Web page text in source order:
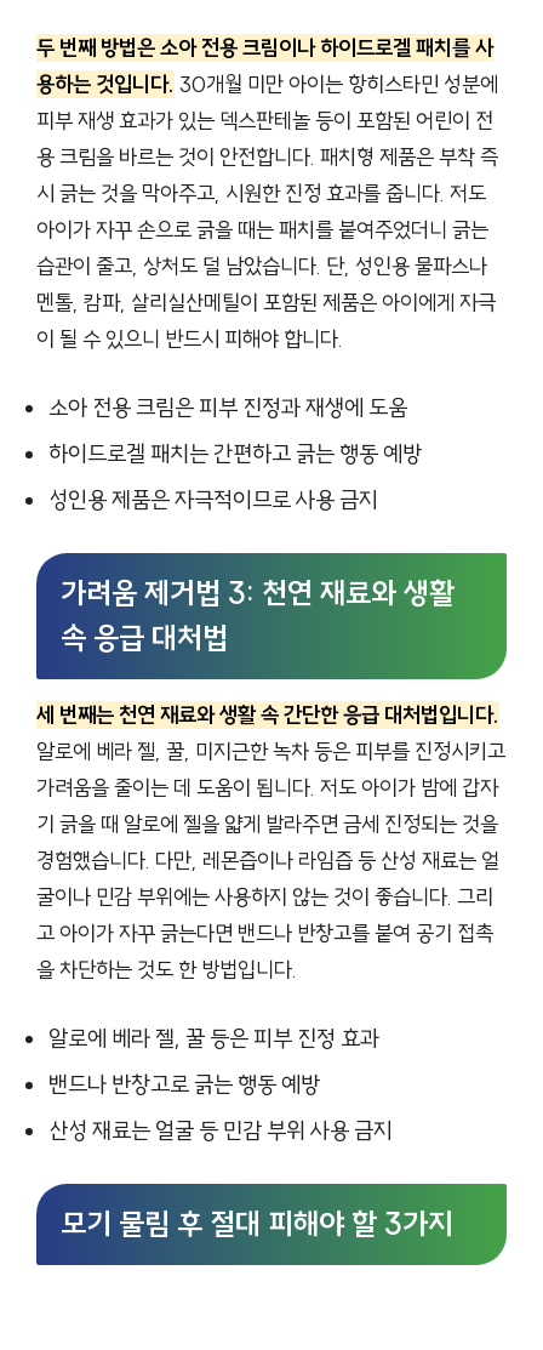
두 번째 방법은 소아 전용 크림이나 하이드로겔 패치를 사
용하는 것입니다. 30개월 미만 아이는 항히스타민 성분에
피부 재생 효과가 있는 덱스판테놀 등이 포함된 어린이 전
용 크림을 바르는 것이 안전합니다. 패치형 제품은 부착 즉
시 긁는 것을 막아주고, 시원한 진정 효과를 줍니다. 저도
아이가 자꾸 손으로 긁을 때는 패치를 붙여주었더니 긁는
습관이 줄고, 상처도 덜 남았습니다. 단, 성인용 물파스나
멘톨, 캄파, 살리실산메틸이 포함된 제품은 아이에게 자극
이 될 수 있으니 반드시 피해야 합니다.
소아 전용 크림은 피부 진정과 재생에 도움
하이드로겔 패치는 간편하고 긁는 행동 예방
성인용 제품은 자극적이므로 사용 금지
가려움 제거법 3: 천연 재료와 생활
속 응급 대처법
세 번째는 천연 재료와 생활 속 간단한 응급 대처법입니다.
알로에 베라 젤, 꿀, 미지근한 녹차 등은 피부를 진정시키고
가려움을 줄이는 데 도움이 됩니다. 저도 아이가 밤에 갑자
기 긁을 때 알로에 젤을 얇게 발라주면 금세 진정되는 것을
경험했습니다. 다만, 레몬즙이나 라임즙 등 산성 재료는 얼
굴이나 민감 부위에는 사용하지 않는 것이 좋습니다. 그리
고 아이가 자꾸 긁는다면 밴드나 반창고를 붙여 공기 접촉
을 차단하는 것도 한 방법입니다.
알로에 베라 젤, 꿀 등은 피부 진정 효과
밴드나 반창고로 긁는 행동 예방
산성 재료는 얼굴 등 민감 부위 사용 금지
모기 물림 후 절대 피해야 할 3가지